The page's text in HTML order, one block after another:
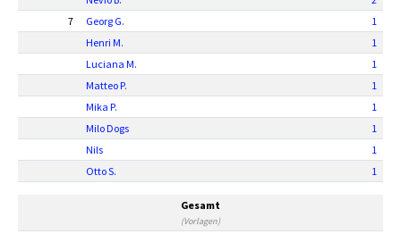
7
Georg G.
1
Henri M.
1
Luciana M.
1
Matteo P.
1
Mika P.
1
Milo Dogs
1
Nils
1
Otto S.
1
Gesamt
(Vorlagen)